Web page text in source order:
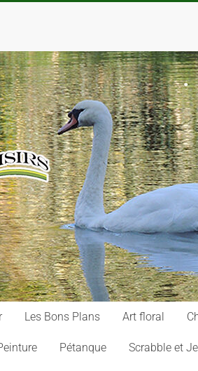
Les Bons Plans Art floral
Pétanque Scrabble et